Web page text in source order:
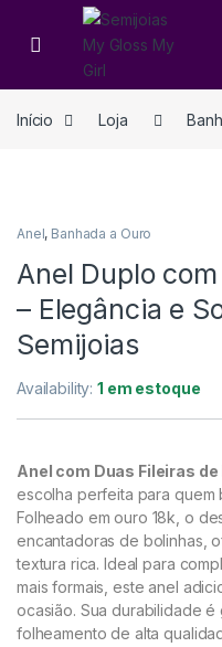
Início Loja
Anel, Banhada a Ouro
Anel Duplo
– Elegância e
Semijoias
Availability:1 em estoque
Anel com Duas Fileiras
escolha perfeita para quem
Folheado em ouro 18k, o
encantadoras de bolinhas,
textura rica. Ideal para
mais formais, este anel
ocasião. Sua durabilidade
folheamento de alta